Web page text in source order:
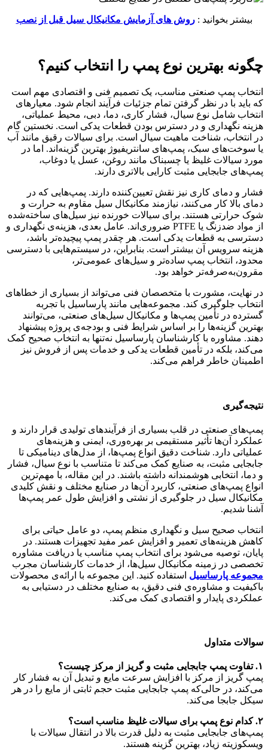
بیشتر بخوانید :روش‌ های آزمایش مکانیکال سیل قبل از نصب
چگونه بهترین نوع پمپ را انتخاب کنیم؟
انتخاب پمپ صنعتی مناسب، یک تصمیم فنی و اقتصادی مهم است
که باید با در نظر گرفتن تمام جزئیات فرآیند انجام شود. معیارهای
انتخاب شامل نوع سیال، فشار کاری، دما، دبی، محیط عملیاتی،
هزینه نگهداری و در دسترس بودن قطعات یدکی است. نخستین گام
در انتخاب، شناخت ماهیت سیال است. برای سیالات رقیق مانند آب
یا سوخت‌های سبک، پمپ‌های سانتریفیوژ بهترین گزینه‌اند. اما در
مورد سیالات غلیظ یا چسبناک مانند روغن، عسل یا دوغاب،
پمپ‌های جابجایی مثبت کارایی بالاتری دارند.
فشار و دمای کاری نیز نقش تعیین‌کننده دارند. پمپ‌هایی که در
دمای بالا کار می‌کنند، نیازمند مکانیکال سیل مقاوم به حرارت و
شوک حرارتی هستند. برای سیالات خورنده نیز سیل‌های ساخته‌شده
از مواد ضدزنگ یا PTFE ضروری‌اند. عامل بعدی، هزینه‌ی نگهداری و
دسترسی به قطعات یدکی است. هر چقدر پمپ پیچیده‌تر باشد،
هزینه سرویس آن بیشتر است. بنابراین، در سیستم‌هایی با دسترسی
محدود، انتخاب پمپ ساده‌تر و سیل‌های عمومی‌تر،
مقرون‌به‌صرفه‌تر خواهد بود.
در نهایت، مشورت با متخصصان فنی می‌تواند از بسیاری از خطاهای
انتخاب جلوگیری کند. مجموعه‌هایی مانند پارساسیل با تجربه
گسترده در تأمین پمپ‌ها و مکانیکال سیل‌های صنعتی، می‌توانند
بهترین گزینه‌ها را بر اساس شرایط فنی و بودجه‌ی پروژه پیشنهاد
دهند. مشاوره با کارشناسان پارساسیل نه‌تنها به انتخاب صحیح کمک
می‌کند، بلکه در تأمین قطعات یدکی و خدمات پس از فروش نیز
اطمینان خاطر فراهم می‌کند.
نتیجه‌گیری
پمپ‌های صنعتی در قلب بسیاری از فرآیندهای تولیدی قرار دارند و
عملکرد آن‌ها تأثیر مستقیمی بر بهره‌وری، ایمنی و هزینه‌های
عملیاتی دارد. شناخت دقیق انواع پمپ‌ها، از مدل‌های دینامیکی تا
جابجایی مثبت، به صنایع کمک می‌کند تا متناسب با نوع سیال، فشار
و دما، انتخابی هوشمندانه داشته باشند. در این مقاله، با مهم‌ترین
انواع پمپ‌های صنعتی، کاربرد آن‌ها در صنایع مختلف و نقش کلیدی
مکانیکال سیل در جلوگیری از نشتی و افزایش طول عمر پمپ‌ها
آشنا شدیم.
انتخاب صحیح سیل و نگهداری منظم پمپ، دو عامل حیاتی برای
کاهش هزینه‌های تعمیر و افزایش عمر مفید تجهیزات هستند. در
پایان، توصیه می‌شود برای انتخاب پمپ مناسب یا دریافت مشاوره
تخصصی در زمینه مکانیکال سیل‌ها، از خدمات کارشناسان مجرب
مجموعه پارساسیل استفاده کنید. این مجموعه با ارائه‌ی محصولات
باکیفیت و مشاوره‌ی فنی دقیق، به صنایع مختلف در دستیابی به
عملکردی پایدار و اقتصادی کمک می‌کند.
سوالات متداول
۱. تفاوت پمپ جابجایی مثبت و گریز از مرکز چیست؟
پمپ گریز از مرکز با افزایش سرعت مایع و تبدیل آن به فشار کار
می‌کند، در حالی‌که پمپ جابجایی مثبت حجم ثابتی از مایع را در هر
سیکل جابجا می‌کند.
۲. کدام نوع پمپ برای سیالات غلیظ مناسب است؟
پمپ‌های جابجایی مثبت به دلیل قدرت بالا در انتقال سیالات با
ویسکوزیته زیاد، بهترین گزینه هستند.